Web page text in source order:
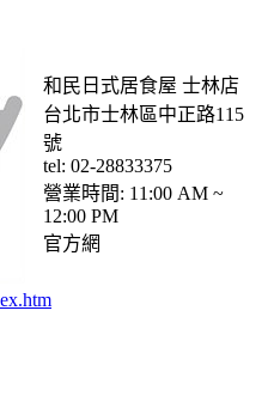
和民日式居食屋 士林店
台北市士林區中正路115
號
tel: 02-28833375
營業時間: 11:00 AM ~
12:00 PM
官方網